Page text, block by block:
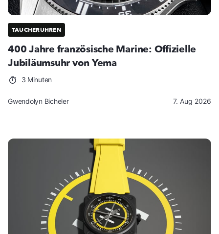
TAUCHERUHREN
400 Jahre französische Marine: Offizielle
Jubiläumsuhr von Yema
3 Minuten
Gwendolyn Bicheler 7. Aug 2026